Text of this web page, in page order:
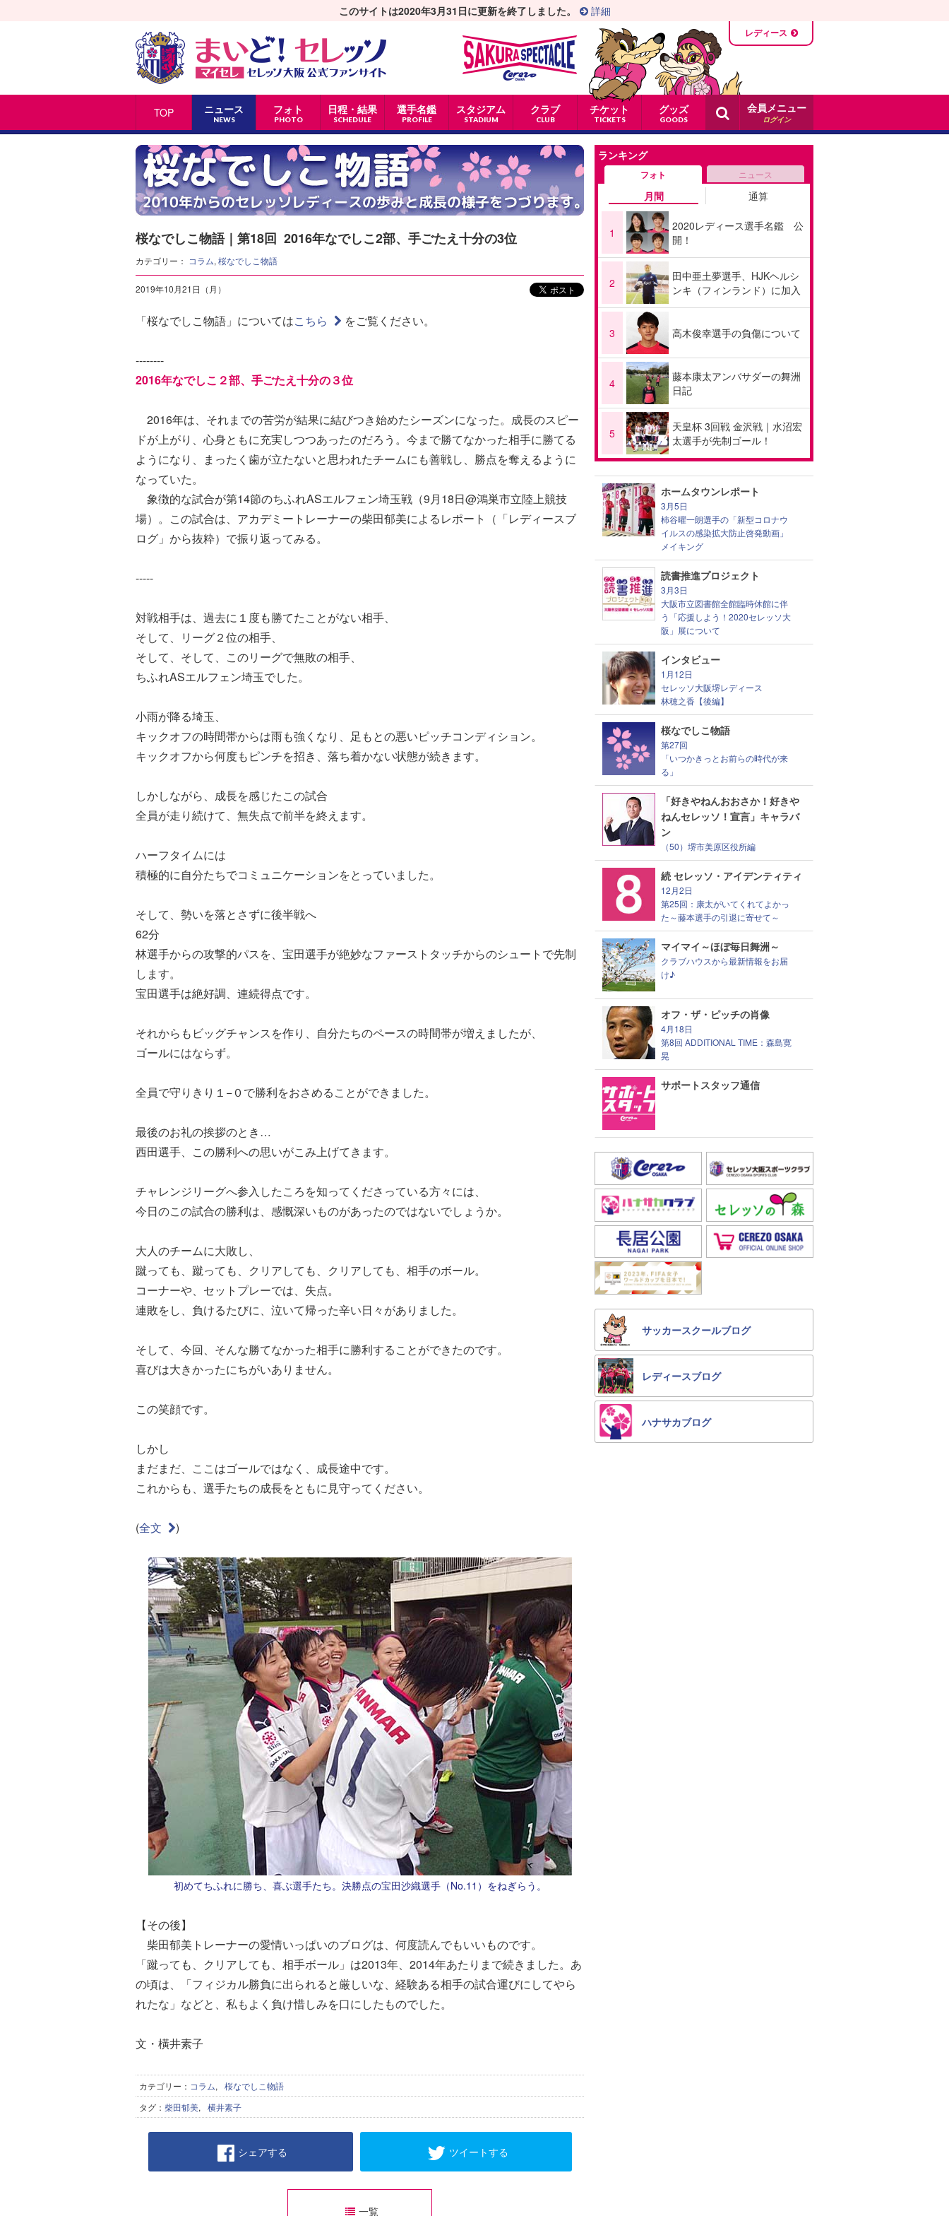
TOP ニュース
NEWS
フォト
PHOTO
日程・結果
SCHEDULE
選手名鑑
PROFILE
スタジアム
STADIUM
クラブ
CLUB
チケット
TICKETS
グッズ
GOODS
このサイトは2020年3月31日に更新を終了しました。 詳細
レディース
会員メニュー
ログイン
桜なでしこ物語｜第18回 2016年なでしこ2部、手ごたえ十分の3位
カテゴリー： コラム, 桜なでしこ物語
2019年10月21日（月）
「桜なでしこ物語」についてはこちら をご覧ください。
--------
2016年なでしこ２部、手ごたえ十分の３位
2016年は、それまでの苦労が結果に結びつき始めたシーズンになった。成長のスピー
ドが上がり、心身ともに充実しつつあったのだろう。今まで勝てなかった相手に勝てる
ようになり、まったく歯が立たないと思われたチームにも善戦し、勝点を奪えるように
なっていた。
象徴的な試合が第14節のちふれASエルフェン埼玉戦（9月18日@鴻巣市立陸上競技
場）。この試合は、アカデミートレーナーの柴田郁美によるレポート（「レディースブ
ログ」から抜粋）で振り返ってみる。
-----
対戦相手は、過去に１度も勝てたことがない相手、
そして、リーグ２位の相手、
そして、そして、このリーグで無敗の相手、
ちふれASエルフェン埼玉でした。
小雨が降る埼玉、
キックオフの時間帯からは雨も強くなり、足もとの悪いピッチコンディション。
キックオフから何度もピンチを招き、落ち着かない状態が続きます。
しかしながら、成長を感じたこの試合
全員が走り続けて、無失点で前半を終えます。
ハーフタイムには
積極的に自分たちでコミュニケーションをとっていました。
そして、勢いを落とさずに後半戦へ
62分
林選手からの攻撃的パスを、宝田選手が絶妙なファーストタッチからのシュートで先制
します。
宝田選手は絶好調、連続得点です。
それからもビッグチャンスを作り、自分たちのペースの時間帯が増えましたが、
ゴールにはならず。
全員で守りきり１−０で勝利をおさめることができました。
最後のお礼の挨拶のとき…
西田選手、この勝利への思いがこみ上げてきます。
チャレンジリーグへ参入したころを知ってくださっている方々には、
今日のこの試合の勝利は、感慨深いものがあったのではないでしょうか。
大人のチームに大敗し、
蹴っても、蹴っても、クリアしても、クリアしても、相手のボール。
コーナーや、セットプレーでは、失点。
連敗をし、負けるたびに、泣いて帰った辛い日々がありました。
そして、今回、そんな勝てなかった相手に勝利することができたのです。
喜びは大きかったにちがいありません。
この笑顔です。
しかし
まだまだ、ここはゴールではなく、成長途中です。
これからも、選手たちの成長をともに見守ってください。
(全文 )
初めてちふれに勝ち、喜ぶ選手たち。決勝点の宝田沙織選手（No.11）をねぎらう。
【その後】
柴田郁美トレーナーの愛情いっぱいのブログは、何度読んでもいいものです。
「蹴っても、クリアしても、相手ボール」は2013年、2014年あたりまで続きました。あ
の頃は、「フィジカル勝負に出られると厳しいな、経験ある相手の試合運びにしてやら
れたな」などと、私もよく負け惜しみを口にしたものでした。
文・橫井素子
カテゴリー： コラム,
桜なでしこ物語
タグ： 柴田郁美, 横井素子
シェアする ツイートする
一覧
ランキング
フォト ニュース
月間 通算
1
2020レディース選手名鑑 公
開！
2
田中亜土夢選手、HJKヘルシ
ンキ（フィンランド）に加入
3 高木俊幸選手の負傷について
4
藤本康太アンバサダーの舞洲
日記
5
天皇杯 3回戦 金沢戦｜水沼宏
太選手が先制ゴール！
ホームタウンレポート
3月5日
柿谷曜一朗選手の「新型コロナウ
イルスの感染拡大防止啓発動画」
メイキング
読書推進プロジェクト
3月3日
大阪市立図書館全館臨時休館に伴
う「応援しよう！2020セレッソ大
阪」展について
インタビュー
1月12日
セレッソ大阪堺レディース
林穂之香【後編】
桜なでしこ物語
第27回
「いつかきっとお前らの時代が来
る」
「好きやねんおおさか！好きや
ねんセレッソ！宣言」キャラバ
ン
（50）堺市美原区役所編
続 セレッソ・アイデンティティ
12月2日
第25回：康太がいてくれてよかっ
た～藤本選手の引退に寄せて～
マイマイ～ほぼ毎日舞洲～
クラブハウスから最新情報をお届
け♪
オフ・ザ・ピッチの肖像
4月18日
第8回 ADDITIONAL TIME：森島寛
晃
サポートスタッフ通信
サッカースクールブログ
レディースブログ
ハナサカブログ